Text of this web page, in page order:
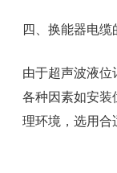
四、换能器电
由于超声波液
各种因素如安装
理环境，选用合